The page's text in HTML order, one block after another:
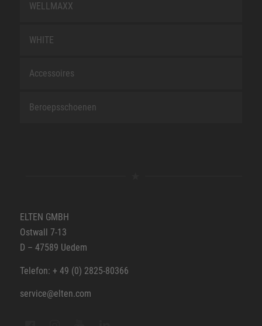
WELLMAXX
WHITE
Accessoires
Beroepsschoenen
ELTEN GMBH
Ostwall 7-13
D – 47589 Uedem
Telefon: + 49 (0) 2825-80366
service@elten.com